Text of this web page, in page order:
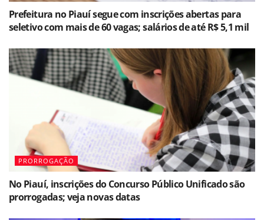
Prefeitura no Piauí segue com inscrições abertas para
seletivo com mais de 60 vagas; salários de até R$ 5,1 mil
PRORROGAÇÃO
No Piauí, inscrições do Concurso Público Unificado são
prorrogadas; veja novas datas